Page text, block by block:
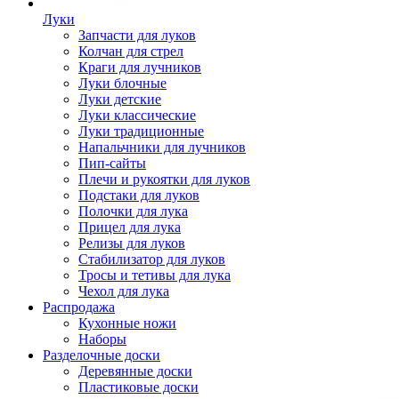
Луки
Запчасти для луков
Колчан для стрел
Краги для лучников
Луки блочные
Луки детские
Луки классические
Луки традиционные
Напальчники для лучников
Пип-сайты
Плечи и рукоятки для луков
Подстаки для луков
Полочки для лука
Прицел для лука
Релизы для луков
Стабилизатор для луков
Тросы и тетивы для лука
Чехол для лука
Распродажа
Кухонные ножи
Наборы
Разделочные доски
Деревянные доски
Пластиковые доски